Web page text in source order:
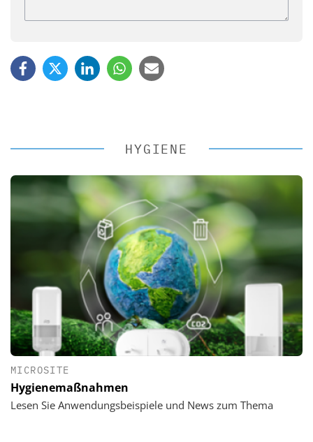
HYGIENE
MICROSITE
Hygienemaßnahmen
Lesen Sie Anwendungsbeispiele und News zum Thema